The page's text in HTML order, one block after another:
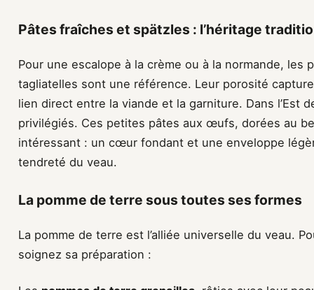
Pâtes fraîches et spätzles : l’héritage
Pour une escalope à la crème ou à la normande, les
tagliatelles sont une référence. Leur porosité
lien direct entre la viande et la garniture. Dans l’Est
privilégiés. Ces petites pâtes aux œufs, dorées au
intéressant : un cœur fondant et une enveloppe
tendreté du veau.
La pomme de terre sous toutes ses formes
La pomme de terre est l’alliée universelle du veau.
soignez sa préparation :